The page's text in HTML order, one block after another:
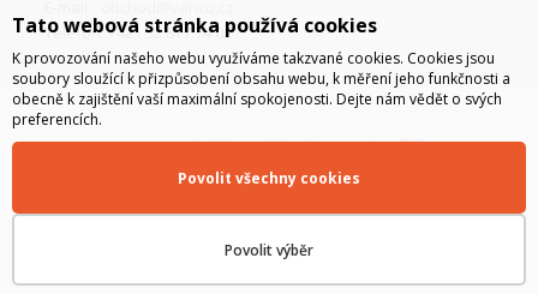
Telefon: +421 32 877 74 02
Tato webová stránka používá cookies
K provozování našeho webu využíváme takzvané cookies. Cookies jsou
soubory sloužící k přizpůsobení obsahu webu, k měření jeho funkčnosti a
obecně k zajištění vaší maximální spokojenosti. Dejte nám vědět o svých
preferencích.
Povolit výběr
Povolit všechny cookies